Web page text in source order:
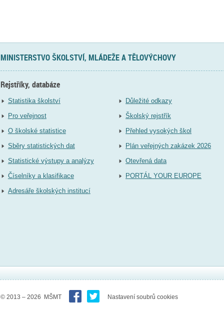
MINISTERSTVO ŠKOLSTVÍ, MLÁDEŽE A TĚLOVÝCHOVY
Rejstříky, databáze
Statistika školství
Pro veřejnost
O školské statistice
Sběry statistických dat
Statistické výstupy a analýzy
Číselníky a klasifikace
Adresáře školských institucí
Důležité odkazy
Školský rejstřík
Přehled vysokých škol
Plán veřejných zakázek 2026
Otevřená data
PORTÁL YOUR EUROPE
© 2013 – 2026 MŠMT Nastavení soubrů cookies